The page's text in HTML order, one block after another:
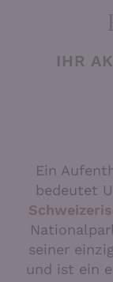
IHR
Ein
bedeutet
seiner
und ist ein